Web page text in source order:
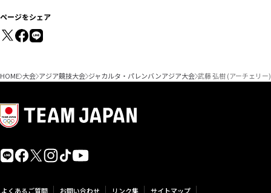
ページをシェア
HOME 大会 アジア競技大会 ジャカルタ・パレンバンアジア大会 武藤 弘樹 (アーチェリ
よくあるご質問 お問い合わせ リンク集 サイトマップ